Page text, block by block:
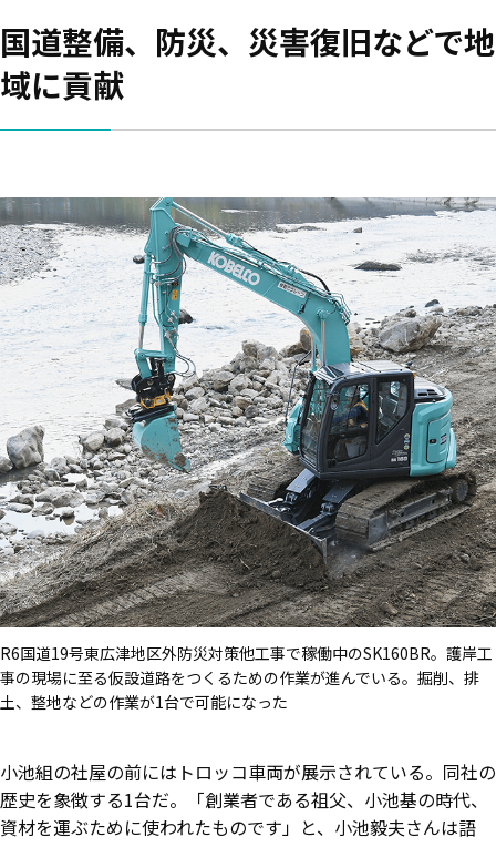
国道整備、防災、災害復旧などで地
域に貢献
R6国道19号東広津地区外防災対策他工事で稼働中のSK160BR。護岸工
事の現場に至る仮設道路をつくるための作業が進んでいる。掘削、排
土、整地などの作業が1台で可能になった
小池組の社屋の前にはトロッコ車両が展示されている。同社の
歴史を象徴する1台だ。「創業者である祖父、小池基の時代、
資材を運ぶために使われたものです」と、小池毅夫さんは語